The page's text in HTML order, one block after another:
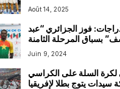
Août 14, 2025
فوز الجزائري “عبد
بسباق المرحلة الثامنة
Juin 9, 2024
لكرة السلة على الكراسي
سيدات يتوج بطلا لإفريقيا